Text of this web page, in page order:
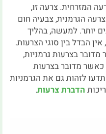
המזרחית. צרעה זו,
הגרמנית, צבעיה חום
יותר. למעשה, בהליך
הבדל בין סוגי הצרעות.
בצרעות גרמניות,
כאשר מדובר בצרעות
לזהות גם את הגרמניות
הדברת צרעות.